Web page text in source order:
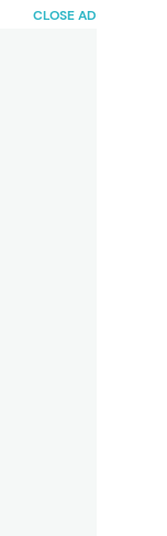
CLOSE AD